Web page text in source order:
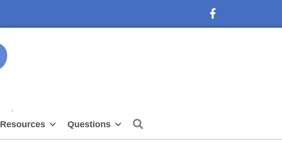
Facebook Icon
Resources Questions